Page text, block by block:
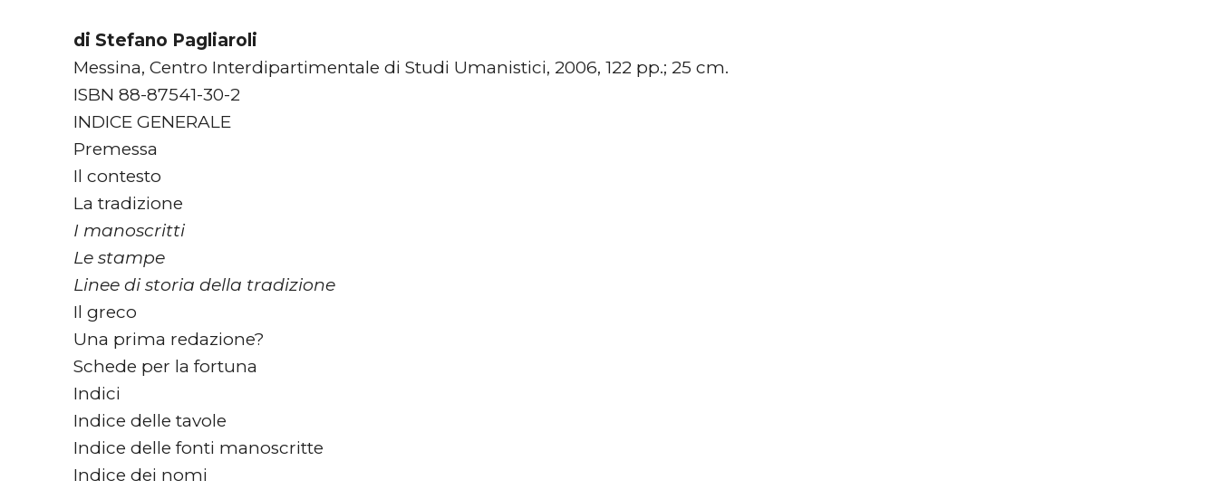
di Stefano Pagliaroli
Messina, Centro Interdipartimentale di Studi Umanistici, 2006, 122 pp.; 25 cm.
ISBN 88-87541-30-2
INDICE GENERALE
Premessa
Il contesto
La tradizione
I manoscritti
Le stampe
Linee di storia della tradizione
Il greco
Una prima redazione?
Schede per la fortuna
Indici
Indice delle tavole
Indice delle fonti manoscritte
Indice dei nomi